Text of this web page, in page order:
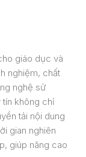
giáo dục và
nghiệm, chất
nghệ sử
không chỉ
tải nội dung
gian nghiên
giúp nâng cao